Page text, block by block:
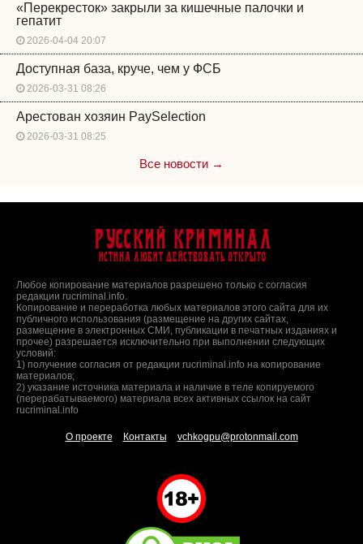
«Перекресток» закрыли за кишечные палочки и
гепатит
2026-04-04 20:07
Доступная база, круче, чем у ФСБ
2026-03-31 08:26
Арестован хозяин PaySelection
2026-03-31 08:25
Все новости →
Русский Криминал
Истина любит действовать открыто
Любое копирование материалов разрешено только с согласия
редакции rucriminal.info.
Копирование и переработка любых материалов этого сайта для их
публичного использования (размещение на других сайтах,
размещение в электронных СМИ, публикации в печатных изданиях и
прочее) разрешается исключительно при выполнении следующих
условий:
1) получение согласия от редакции rucriminal.info на копирование
материалов;
2) указание источника материала и наличие в теле копируемого
(перерабатываемого) материала всех активных ссылок на сайт
rucriminal.info
О проекте Контакты vchkogpu@protonmail.com